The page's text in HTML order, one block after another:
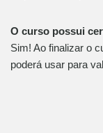
O curso possui
Sim! Ao finalizar o
poderá usar para